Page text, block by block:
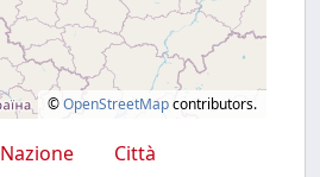
©OpenStreetMapcontributors.
Nazione
Città